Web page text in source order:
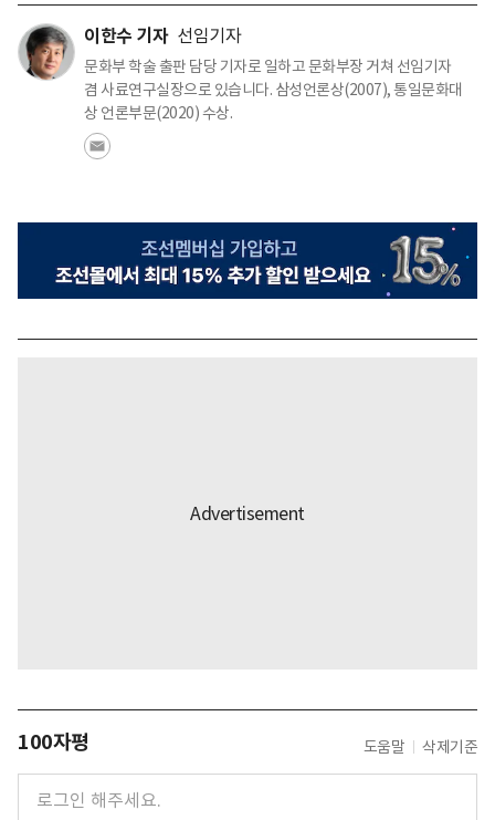
이한수 기자 선임기자
문화부 학술 출판 담당 기자로 일하고 문화부장 거쳐 선임기자
겸 사료연구실장으로 있습니다. 삼성언론상(2007), 통일문화대
상 언론부문(2020) 수상.
100자평 도움말 삭제기준